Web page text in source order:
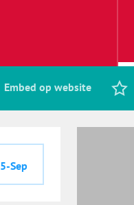
Embed op website
5-Sep